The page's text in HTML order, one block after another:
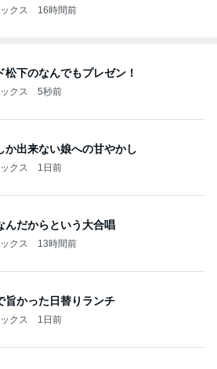
クス 16時間前
松下のなんでもプレゼン！
クス 5秒前
か出来ない娘への甘やかし
クス 1日前
んだからという大合唱
クス 13時間前
旨かった日替りランチ
クス 1日前